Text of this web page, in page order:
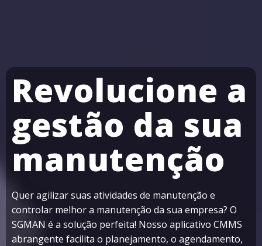
Revolucione a
gestão da sua
manutenção
Quer agilizar suas atividades de manutenção e
controlar melhor a manutenção da sua empresa? O
SGMAN é a solução perfeita! Nosso aplicativo CMMS
abrangente facilita o planejamento, o agendamento,